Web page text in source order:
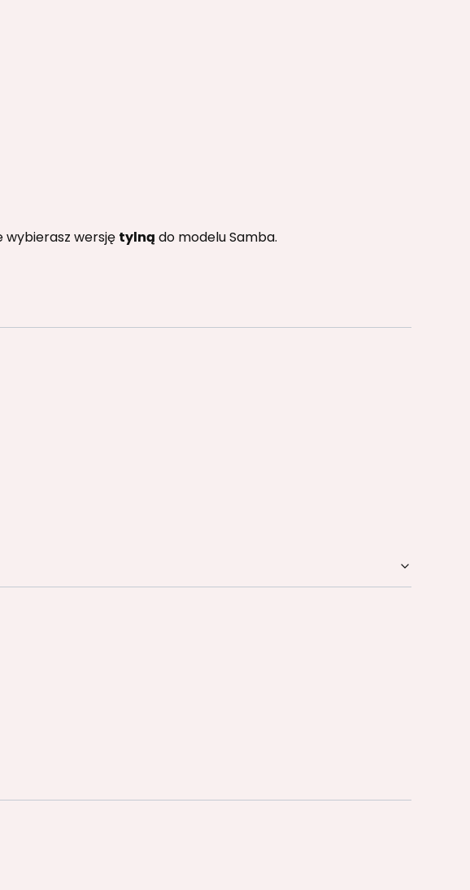
wybierasz wersję tylną do modelu Samba.